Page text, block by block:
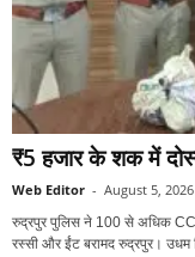
₹5 हजार के शक में
Web Editor - August 5, 2026
रुद्रपुर पुलिस ने 100 से अधिक
रस्सी और ईंट बरामद रुद्रपुर। उधम